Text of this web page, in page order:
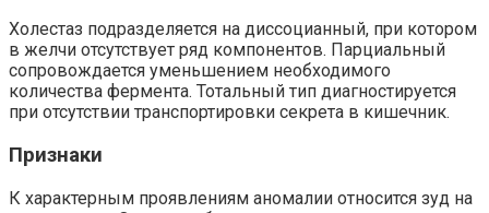
Холестаз подразделяется на диссоцианный, при котором
в желчи отсутствует ряд компонентов. Парциальный
сопровождается уменьшением необходимого
количества фермента. Тотальный тип диагностируется
при отсутствии транспортировки секрета в кишечник.
Признаки
К характерным проявлениям аномалии относится зуд на